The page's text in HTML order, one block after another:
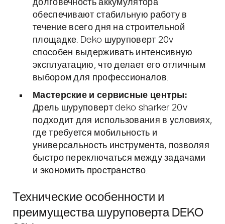
долговечность аккумулятора
обеспечивают стабильную работу в
течение всего дня на строительной
площадке. Deko шуруповерт 20v
способен выдерживать интенсивную
эксплуатацию, что делает его отличным
выбором для профессионалов.
Мастерские и сервисные центры:
Дрель шуруповерт deko sharker 20v
подходит для использования в условиях,
где требуется мобильность и
универсальность инструмента, позволяя
быстро переключаться между задачами
и экономить пространство.
Технические особенности и
преимущества шуруповерта DEKO